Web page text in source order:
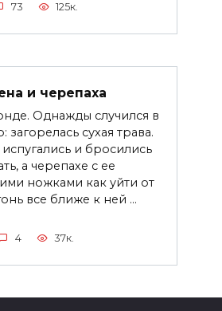
73 125к.
и черепаха
Однажды случился в
загорелась сухая трава.
и бросились
а черепахе с ее
ножками как уйти от
все ближе к ней ...
4 37к.